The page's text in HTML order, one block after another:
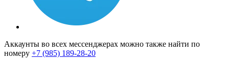
Аккаунты во всех мессенджерах можно также найти по
номеру +7 (985) 189-28-20